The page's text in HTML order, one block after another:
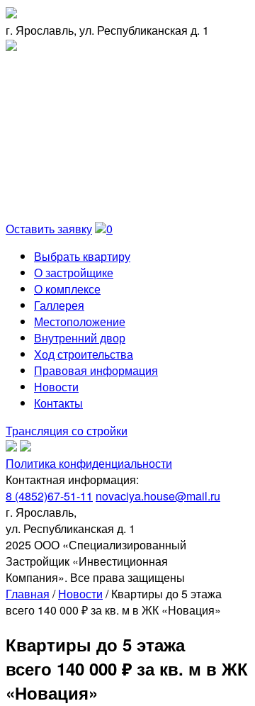
г. Ярославль, ул. Республиканская д. 1
Оставить заявку
0
Выбрать квартиру
О застройщике
О комплексе
Галлерея
Местоположение
Внутренний двор
Ход строительства
Правовая информация
Новости
Контакты
Трансляция со стройки
Политика конфиденциальности
Контактная информация:
8 (4852)67-51-11 novaciya.house@mail.ru
г. Ярославль,
ул. Республиканская д. 1
2025 ООО «Специализированный
Застройщик «Инвестиционная
Компания». Все права защищены
Главная /Новости /Квартиры до 5 этажа
всего 140 000 ₽ за кв. м в ЖК «Новация»
Квартиры до 5 этажа
всего 140 000 ₽ за кв. м в ЖК
«Новация»